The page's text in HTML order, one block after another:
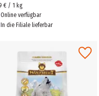
€ / 1 kg
Online verfügbar
In die Filiale lieferbar